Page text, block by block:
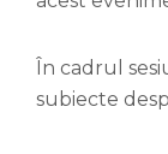
În cadrul
subiecte